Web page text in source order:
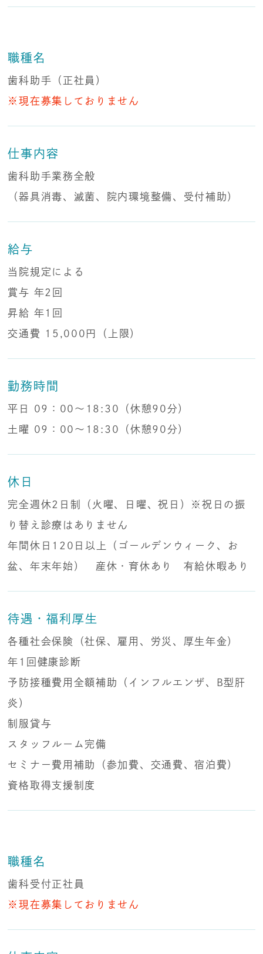
職種名
歯科助手（正社員）
※現在募集しておりません
仕事内容
歯科助手業務全般
（器具消毒、滅菌、院内環境整備、受付補助）
給与
当院規定による
賞与 年2回
昇給 年1回
交通費 15,000円（上限）
勤務時間
平日 09：00～18:30（休憩90分）
土曜 09：00～18:30（休憩90分）
休日
完全週休2日制（火曜、日曜、祝日）※祝日の振
り替え診療はありません
年間休日120日以上（ゴールデンウィーク、お
盆、年末年始） 産休・育休あり 有給休暇あり
待遇・福利厚生
各種社会保険（社保、雇用、労災、厚生年金）
年1回健康診断
予防接種費用全額補助（インフルエンザ、B型肝
炎）
制服貸与
スタッフルーム完備
セミナー費用補助（参加費、交通費、宿泊費）
資格取得支援制度
職種名
歯科受付正社員
※現在募集しておりません